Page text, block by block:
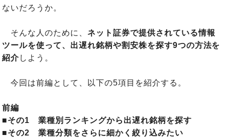
ないだろうか。
そんな人のために、ネット証券で提供されている情報
ツールを使って、出遅れ銘柄や割安株を探す9つの方法を
紹介しよう。
今回は前編として、以下の5項目を紹介する。
前編
■その1 業種別ランキングから出遅れ銘柄を探す
■その2 業種分類をさらに細かく絞り込みたい